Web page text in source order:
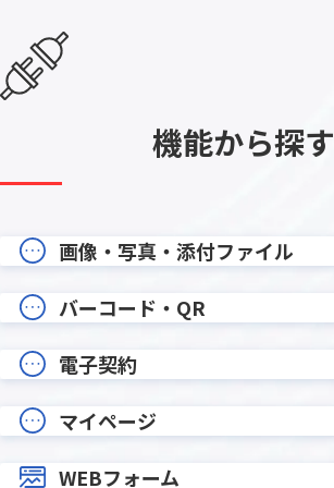
機能から探す
画像・写真・添付ファイル
バーコード・QR
電子契約
マイページ
WEBフォーム